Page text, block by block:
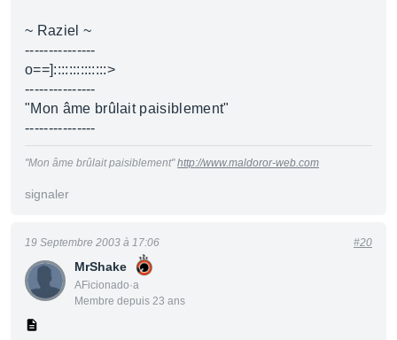
~ Raziel ~
---------------
o==]::::::::::::::>
---------------
"Mon âme brûlait paisiblement"
---------------
"Mon âme brûlait paisiblement"http://www.maldoror-web.com
signaler
MrShake
AFicionado·a
Membre depuis 23 ans
19 Septembre 2003 à 17:06 #20